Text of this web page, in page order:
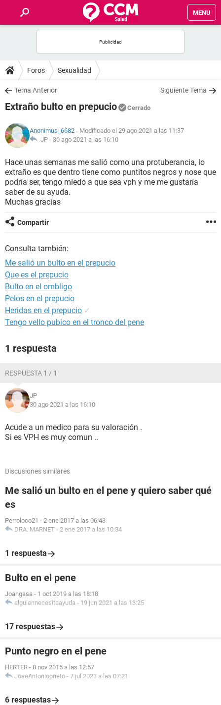
MENU
FOROS
SALUD
NUTRICIÓN
BIENESTAR
SEXUALIDAD
GLOSARIO
Foros Sexualidad
Tema Anterior Siguiente Tema
Extraño bulto en prepucio Cerrado
Anonimus_6682 - Modificado el 29 ago 2021 a las 11:37
JP - 30 ago 2021 a las 16:10
Hace unas semanas me salió como una protuberancia, lo
extraño es que dentro tiene como puntitos negros y nose que
podría ser, tengo miedo a que sea vph y me me gustaría
saber de su ayuda.
Muchas gracias
Compartir
Consulta también:
Me salió un bulto en el prepucio
Que es el prepucio
Bulto en el ombligo
Pelos en el prepucio
Heridas en el prepucio ✓
Tengo vello pubico en el tronco del pene
1 respuesta
RESPUESTA 1 / 1
JP
30 ago 2021 a las 16:10
Acude a un medico para su valoración .
Si es VPH es muy comun ..
Discusiones similares
Me salió un bulto en el pene y quiero saber qué
es
Perroloco21 - 2 ene 2017 a las 06:43
DRA. MARNET - 2 ene 2017 a las 10:34
1 respuesta
Bulto en el pene
Joangasa - 1 oct 2019 a las 18:18
alguiennecesitaayuda - 19 jun 2021 a las 13:25
17 respuestas
Punto negro en el pene
HERTER - 8 nov 2015 a las 12:57
JoseAntonioprieto - 7 jul 2023 a las 07:21
6 respuestas